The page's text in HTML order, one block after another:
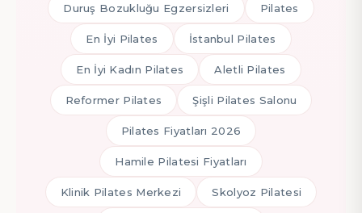
Duruş Bozukluğu Egzersizleri Pilates
En İyi Pilates İstanbul Pilates
En İyi Kadın Pilates Aletli Pilates
Reformer Pilates Şişli Pilates Salonu
Pilates Fiyatları 2026
Hamile Pilatesi Fiyatları
Klinik Pilates Merkezi Skolyoz Pilatesi